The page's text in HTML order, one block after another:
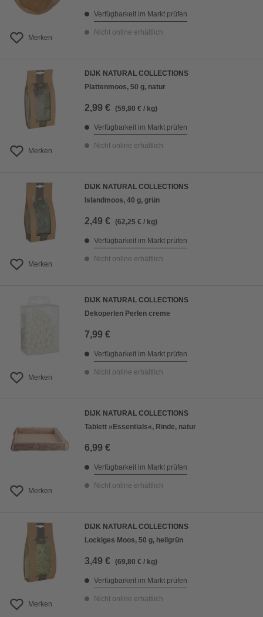
Merken
Verfügbarkeit im Markt prüfen
Nicht online erhältlich
Merken
DIJK NATURAL COLLECTIONS
Plattenmoos, 50 g, natur
2,99 € (59,80 € / kg)
Verfügbarkeit im Markt prüfen
Nicht online erhältlich
Merken
DIJK NATURAL COLLECTIONS
Islandmoos, 40 g, grün
2,49 € (62,25 € / kg)
Verfügbarkeit im Markt prüfen
Nicht online erhältlich
Merken
DIJK NATURAL COLLECTIONS
Dekoperlen Perlen creme
7,99 €
Verfügbarkeit im Markt prüfen
Nicht online erhältlich
Merken
DIJK NATURAL COLLECTIONS
Tablett »Essentials«, Rinde, natur
6,99 €
Verfügbarkeit im Markt prüfen
Nicht online erhältlich
Merken
DIJK NATURAL COLLECTIONS
Lockiges Moos, 50 g, hellgrün
3,49 € (69,80 € / kg)
Verfügbarkeit im Markt prüfen
Nicht online erhältlich